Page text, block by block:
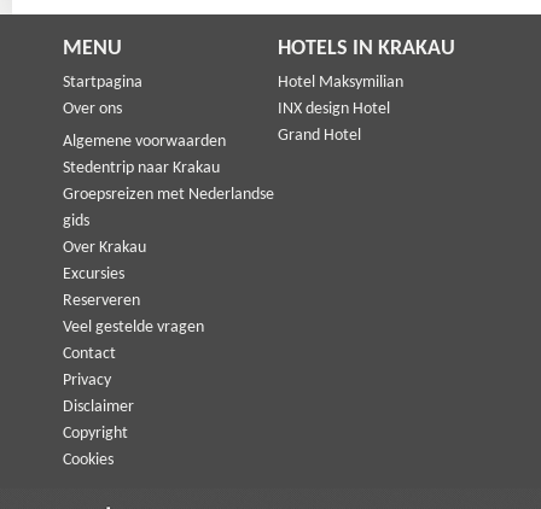
MENU
Startpagina
Over ons
Algemene voorwaarden
Stedentrip naar Krakau
Groepsreizen met Nederlandse
gids
Over Krakau
Excursies
Reserveren
Veel gestelde vragen
Contact
Privacy
Disclaimer
Copyright
Cookies
HOTELS IN KRAKAU
Hotel Maksymilian
INX design Hotel
Grand Hotel